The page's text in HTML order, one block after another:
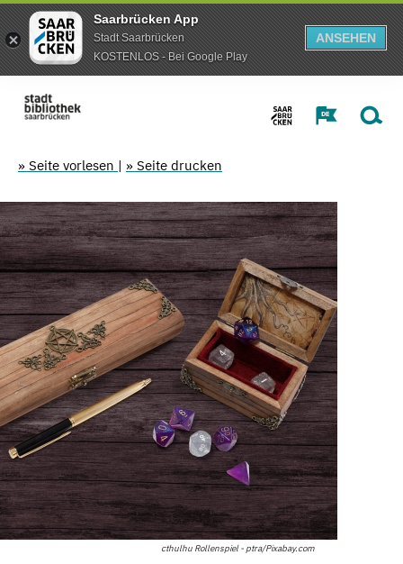
Saarbrücken App
Stadt Saarbrücken
KOSTENLOS - Bei Google Play
ANSEHEN
» Seite vorlesen | » Seite drucken
cthulhu Rollenspiel - ptra/Pixabay.com